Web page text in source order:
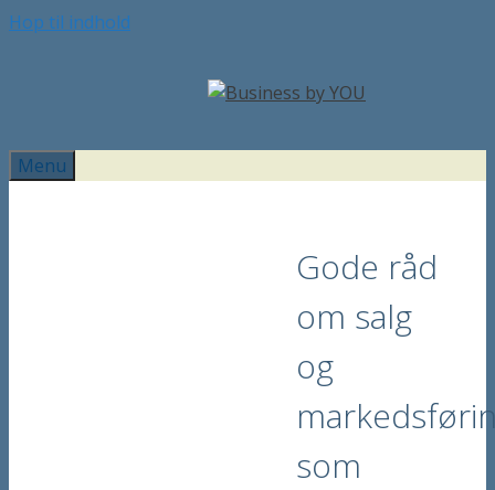
Hop til indhold
Menu
Gode råd
om salg
og
som